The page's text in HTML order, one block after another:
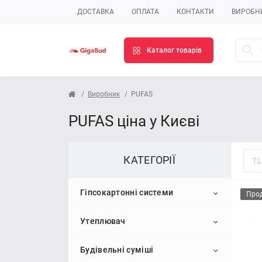
ДОСТАВКА ОПЛАТА КОНТАКТИ
Каталог товарів
Виробник PUFAS
PUFAS ціна у Києві
КАТЕГОРІЇ
Гіпсокартонні системи
Гіпсокартон
Стельовий гіпсокартон
Профіль для гіпсокартону
Утеплювач
Пінопласт
Будівельні суміші